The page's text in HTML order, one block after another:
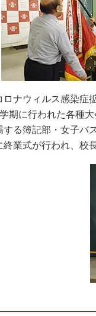
ロナウィルス感染症
期に行われた各種
する簿記部・女子バ
終業式が行われ、校